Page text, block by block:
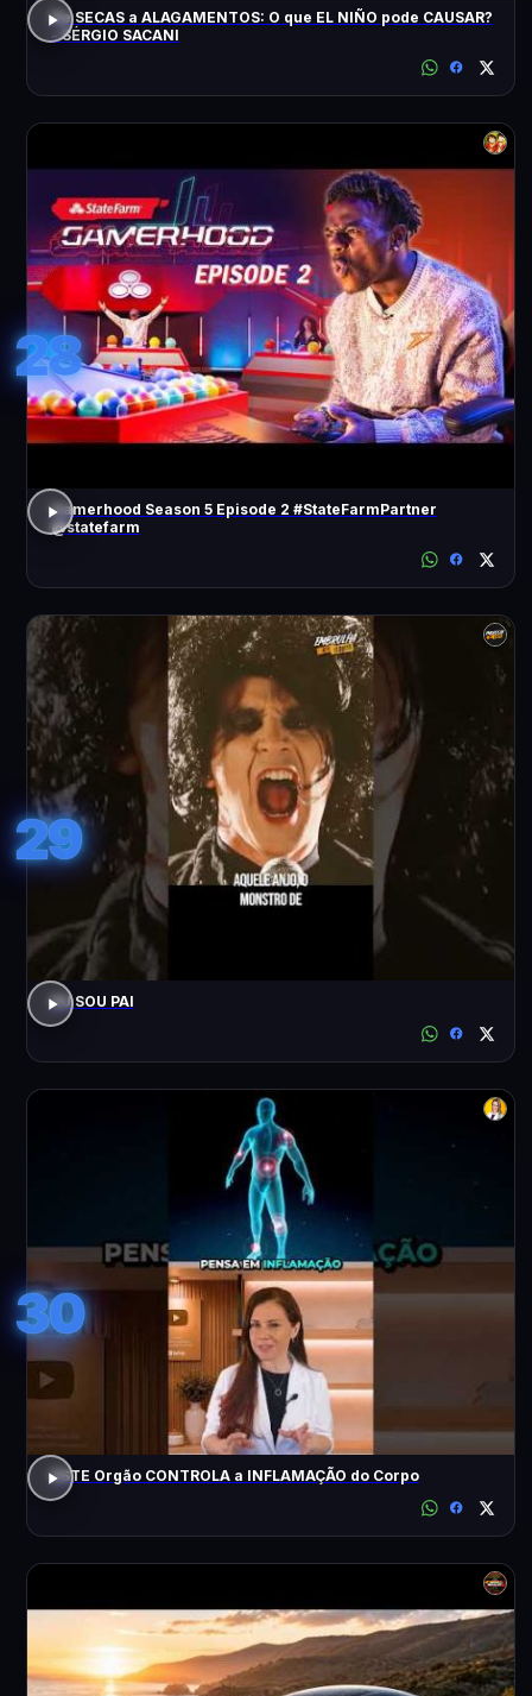
De SECAS a ALAGAMENTOS: O que EL NIÑO pode CAUSAR?
- SÉRGIO SACANI
28
Gamerhood Season 5 Episode 2 #StateFarmPartner
@statefarm
29
EU SOU PAI
30
ESTE Orgão CONTROLA a INFLAMAÇÃO do Corpo